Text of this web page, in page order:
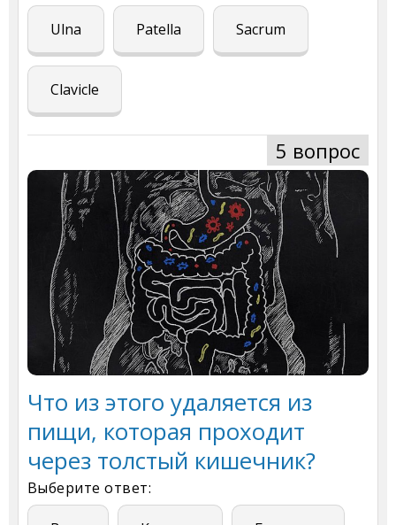
Ulna Patella Sacrum
Clavicle
5 вопрос
Что из этого удаляется из
пищи, которая проходит
через толстый кишечник?
Выберите ответ: